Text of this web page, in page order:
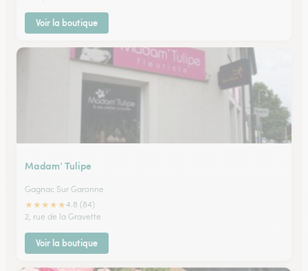
Voir la boutique
Madam’ Tulipe
Gagnac Sur Garonne
★★★★★4.8 (84)
2, rue de la Gravette
Voir la boutique